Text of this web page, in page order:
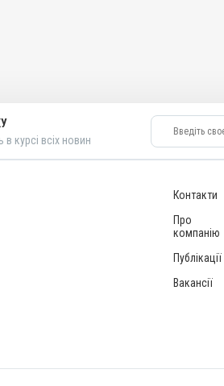
курсі всіх новин
Контакти
Про
компанію
Публікації
Вакансії